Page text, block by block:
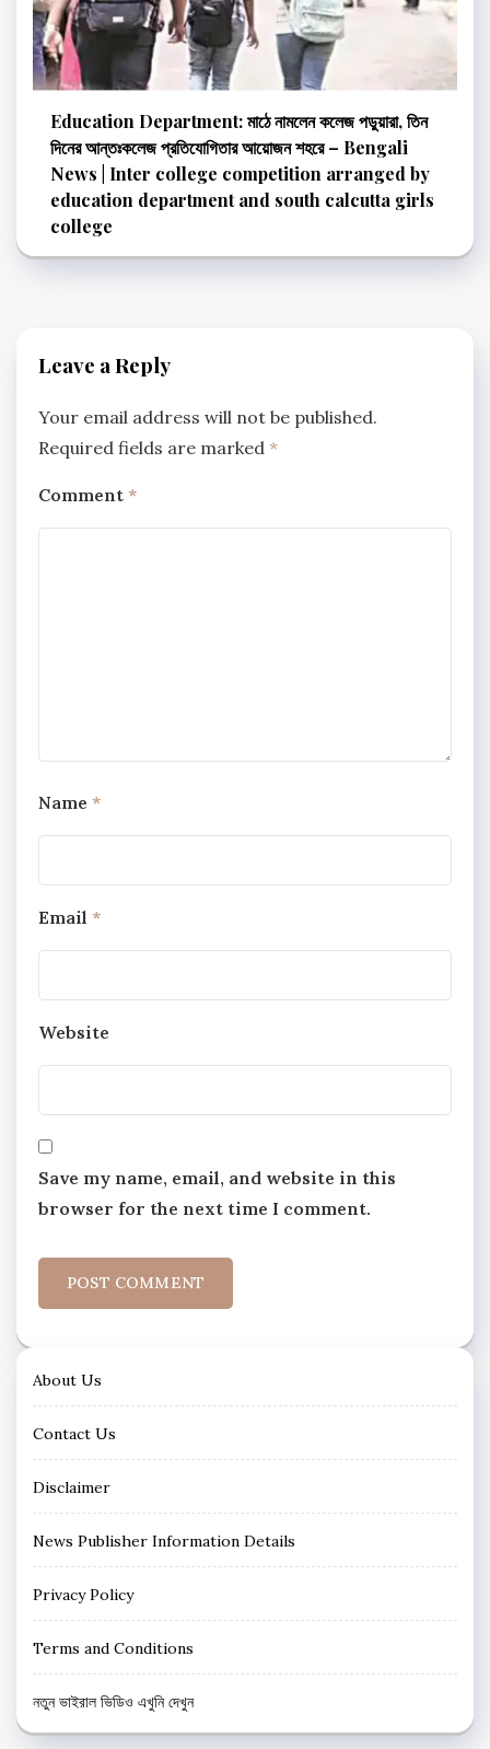
Education Department: মাঠে নামলেন কলেজ পড়ুয়ারা, তিন
দিনের আন্তঃকলেজ প্রতিযোগিতার আয়োজন শহরে – Bengali
News | Inter college competition arranged by
education department and south calcutta girls
college
Leave a Reply
Your email address will not be published.
Required fields are marked *
Comment *
Name *
Email *
Website
Save my name, email, and website in this
browser for the next time I comment.
About Us
Contact Us
Disclaimer
News Publisher Information Details
Privacy Policy
Terms and Conditions
নতুন ভাইরাল ভিডিও এখুনি দেখুন